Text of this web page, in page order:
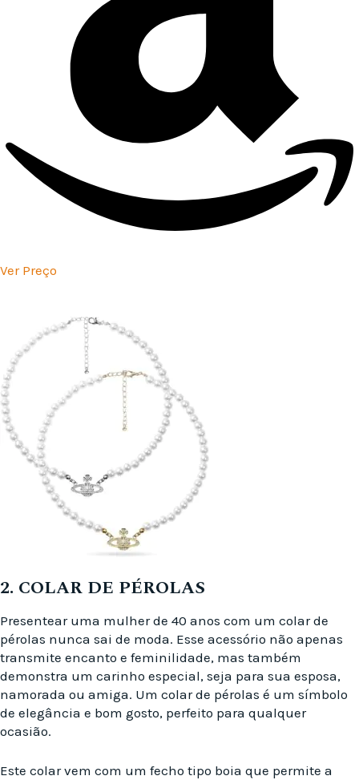
Ver Preço
2. COLAR DE PÉROLAS
Presentear uma mulher de 40 anos com um colar de
pérolas nunca sai de moda. Esse acessório não apenas
transmite encanto e feminilidade, mas também
demonstra um carinho especial, seja para sua esposa,
namorada ou amiga. Um colar de pérolas é um símbolo
de elegância e bom gosto, perfeito para qualquer
ocasião.
Este colar vem com um fecho tipo boia que permite a